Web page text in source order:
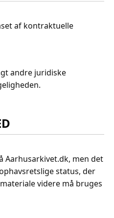
af kontraktuelle
andre juridiske
Aarhusarkivet.dk, men det
status, der
videre må bruges